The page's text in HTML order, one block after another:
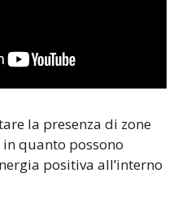
la presenza di zone
quanto possono
positiva all’interno